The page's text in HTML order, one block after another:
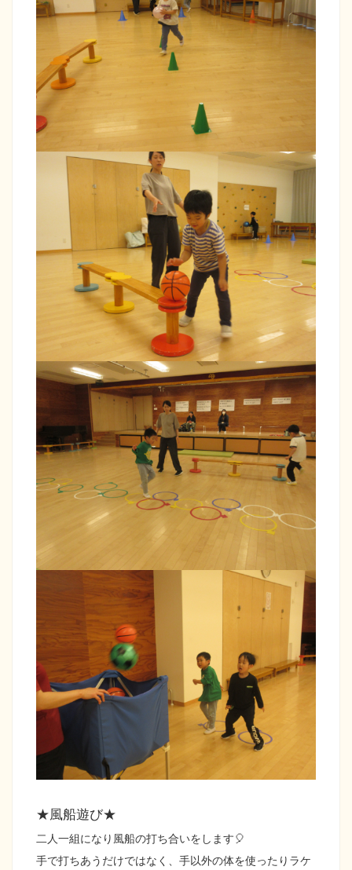
★風船遊び★
二人一組になり風船の打ち合いをします🎈
手で打ちあうだけではなく、手以外の体を使ったりラケ